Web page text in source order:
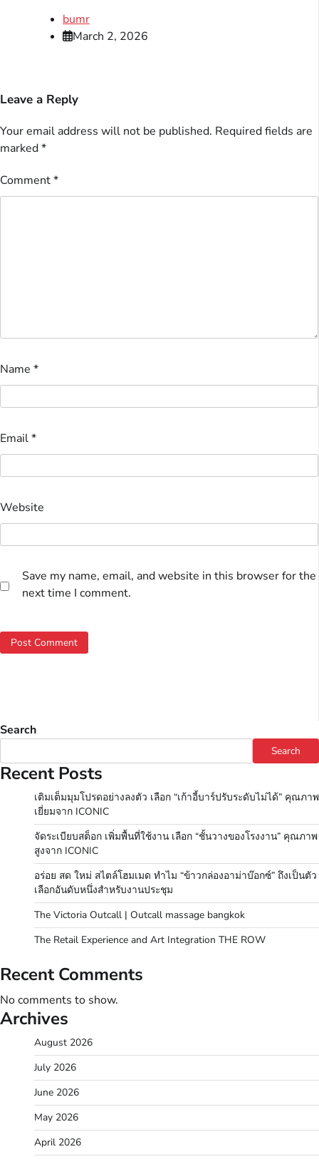
bumr
March 2, 2026
Leave a Reply
Your email address will not be published. Required fields are
marked*
Comment*
Name *
Email*
Website
Save my name, email, and website in this browser for the
next time I comment.
Search
Search
Recent Posts
เติมเต็มมุมโปรดอย่างลงตัว เลือก “เก้าอี้บาร์ปรับระดับไม่ได้” คุณภาพ
เยี่ยมจาก ICONIC
จัดระเบียบสต็อก เพิ่มพื้นที่ใช้งาน เลือก “ชั้นวางของโรงงาน” คุณภาพ
สูงจาก ICONIC
อร่อย สด ใหม่ สไตล์โฮมเมด ทำไม “ข้าวกล่องอาม่าบ๊อกซ์” ถึงเป็นตัว
เลือกอันดับหนึ่งสำหรับงานประชุม
The Victoria Outcall | Outcall massage bangkok
The Retail Experience and Art Integration THE ROW
Recent Comments
No comments to show.
Archives
August 2026
July 2026
June 2026
May 2026
April 2026